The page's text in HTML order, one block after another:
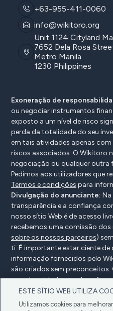
ESTE SÍTIO WEB UTILIZA
Utilizamos cookies para
+63-955-411-0060
info@wikitoro.org
Unit 1124 Cityland
7652 Dela Rosa
Metro Manila
1230 Philippines
Exoneração de
ou negociar instrumentos
exposto a um nível de risco
perda da totalidade do seu
em tais atividades apenas
riscos associados. O Wikitoro
negociação ou qualquer outra
Pedimos aos utilizadores que
Termos e condições para
Divulgação do anunciante:
transparência e a confiança
nosso sítio Web é de acesso
recebemos uma comissão
sobre os nossos parceiros)
ti. É importante estar ciente
informação fornecidos pelo
são criados sem
grande cuidado para
importante, não são
compensação com os nossos